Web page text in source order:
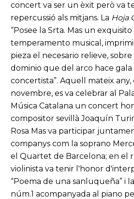
concert va ser un èxit però va
repercussió als mitjans. La Hoja
“Posee la Srta. Mas un exquisito
temperamento musical,
pieza el necesario relieve, sobre
dominio que del arco hace gala
concertista”. Aquell mateix any,
novembre, es va celebrar al
Música Catalana un concert
compositor sevillà Joaquín
Rosa Mas va participar
companys com la soprano
el Quartet de Barcelona; en el
violinista va tenir l'honor
“Poema de una sanluqueña” i
núm.1 acompanyada al piano